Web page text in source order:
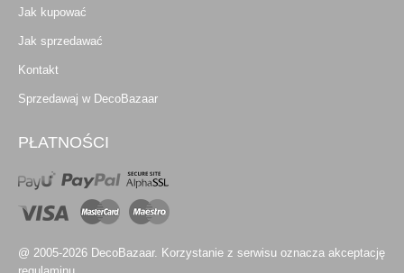
Jak kupować
Jak sprzedawać
Kontakt
Sprzedawaj w DecoBazaar
PŁATNOŚCI
@ 2005-2026 DecoBazaar. Korzystanie z serwisu oznacza akceptację
regulaminu.